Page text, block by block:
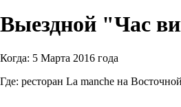
Выездной "Час
Когда: 5 Марта 2016 года
Где: ресторан La manche на